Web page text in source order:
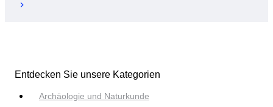
Entdecken Sie unsere Kategorien
Archäologie und Naturkunde